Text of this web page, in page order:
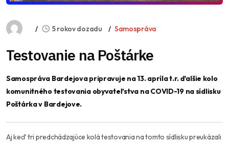
5 rokov dozadu Samospráva
Testovanie na Poštárke
Samospráva Bardejova pripravuje na 13. apríla t.r. ďalšie kolo
komunitného testovania obyvateľstva na COVID-19 na sídlisku
Poštárka v Bardejove.
Aj keď tri predchádzajúce kolá testovania na tomto sídlisku preukázali